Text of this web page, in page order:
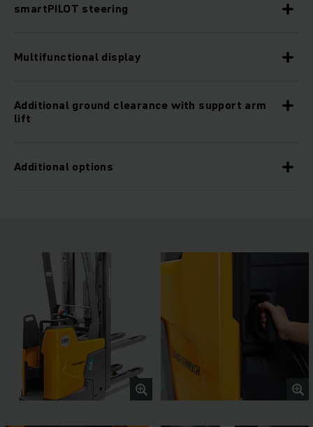
smartPILOT steering
Multifunctional display
Additional ground clearance with support arm
lift
Additional options